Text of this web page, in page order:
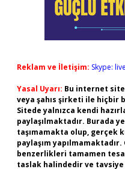
Reklam ve İletişim: Skype:
Yasal Uyarı: Bu internet
veya şahıs şirketi ile hiçbir
Sitede yalnızca kendi
paylaşılmaktadır. Burada
taşımamakta olup, gerçek
paylaşım
benzerlikleri tamamen
taslak halindedir ve